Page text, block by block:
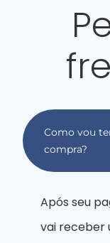
Como vou
compra?
Após seu
vai receber